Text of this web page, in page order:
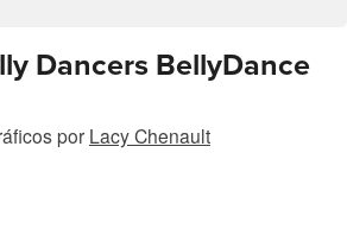
Dancers BellyDance
por Lacy Chenault